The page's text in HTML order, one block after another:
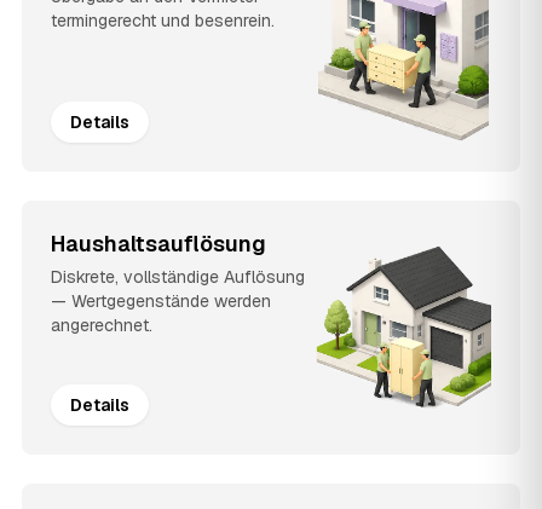
termingerecht und besenrein.
Details
Haushaltsauflösung
Diskrete, vollständige Auflösung
— Wertgegenstände werden
angerechnet.
Details